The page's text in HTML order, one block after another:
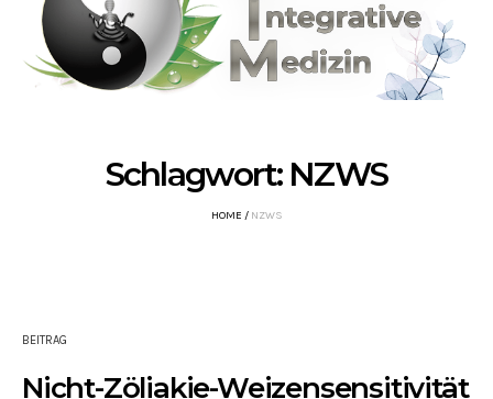
Schlagwort: NZWS
HOME / NZWS
BEITRAG
Nicht-Zöliakie-Weizensensitivität